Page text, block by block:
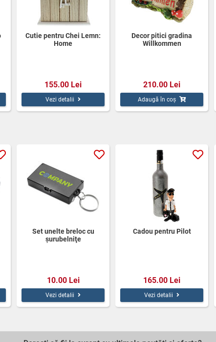
Cutie pentru Chei Lemn:
Home
155.00 Lei
Vezi detalii
Decor pitici gradina
Willkommen
210.00 Lei
Adaugă în coș
Set unelte breloc cu
şurubelniţe
10.00 Lei
Vezi detalii
Cadou pentru Pilot
165.00 Lei
Vezi detalii